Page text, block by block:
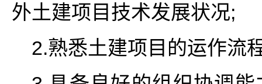
外土建项目技术发展状况;
2.熟悉土建项目的运作流